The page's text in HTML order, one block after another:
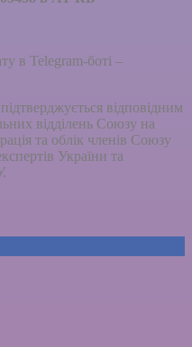
в Telegram-боті –
відповідним
відділень Союзу на
та облік членів Союзу
України та